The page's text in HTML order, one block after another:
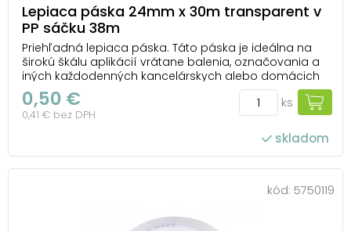
Lepiaca páska 24mm x 30m transparent v
PP sáčku 38m
Priehľadná lepiaca páska. Táto páska je ideálna na
širokú škálu aplikácií vrátane balenia, označovania a
iných každodenných kancelárskych alebo domácich
činností. Jej priehľadnosť poskytuje estetický vzhľad a
minimálnu viditeľnosť na povrchu, na ktorý je
nalepená. Hrúbka pásky je 38 mikrónov, čo ...
0,50 €
0,41 € bez DPH
ks
skladom
kód: 5750119